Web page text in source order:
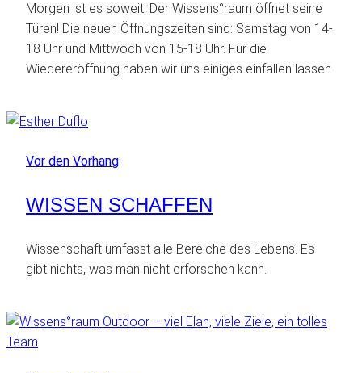
Morgen ist es soweit: Der Wissens°raum öffnet seine
Türen! Die neuen Öffnungszeiten sind: Samstag von 14-
18 Uhr und Mittwoch von 15-18 Uhr. Für die
Wiedereröffnung haben wir uns einiges einfallen lassen
Vor den Vorhang
WISSEN SCHAFFEN
Wissenschaft umfasst alle Bereiche des Lebens. Es
gibt nichts, was man nicht erforschen kann.